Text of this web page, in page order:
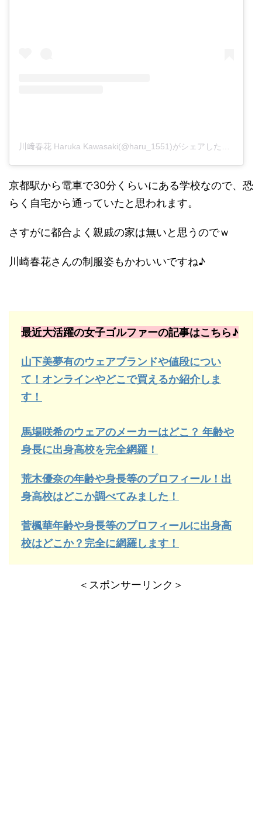
川﨑春花 Haruka Kawasaki(@haru_1551)がシェアした投稿
京都駅から電車で30分くらいにある学校なので、恐
らく自宅から通っていたと思われます。
さすがに都合よく親戚の家は無いと思うのでｗ
川崎春花さんの制服姿もかわいいですね♪
最近大活躍の女子ゴルファーの記事はこちら♪
山下美夢有のウェアブランドや値段につい
て！オンラインやどこで買えるか紹介しま
す！
馬場咲希のウェアのメーカーはどこ？ 年齢や
身長に出身高校を完全網羅！
荒木優奈の年齢や身長等のプロフィール！出
身高校はどこか調べてみました！
菅楓華年齢や身長等のプロフィールに出身高
校はどこか？完全に網羅します！
＜スポンサーリンク＞